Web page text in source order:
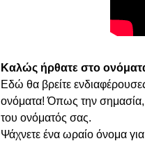
Καλώς ήρθατε στο
Εδώ θα βρείτε
ονόματα! Όπως την σημασία,
του ονόματός σας.
Ψάχνετε ένα ωραίο όνομα